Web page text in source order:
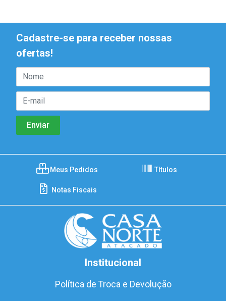
Cadastre-se para receber nossas
ofertas!
Meus Pedidos Títulos
Notas Fiscais
Institucional
Política de Troca e Devolução